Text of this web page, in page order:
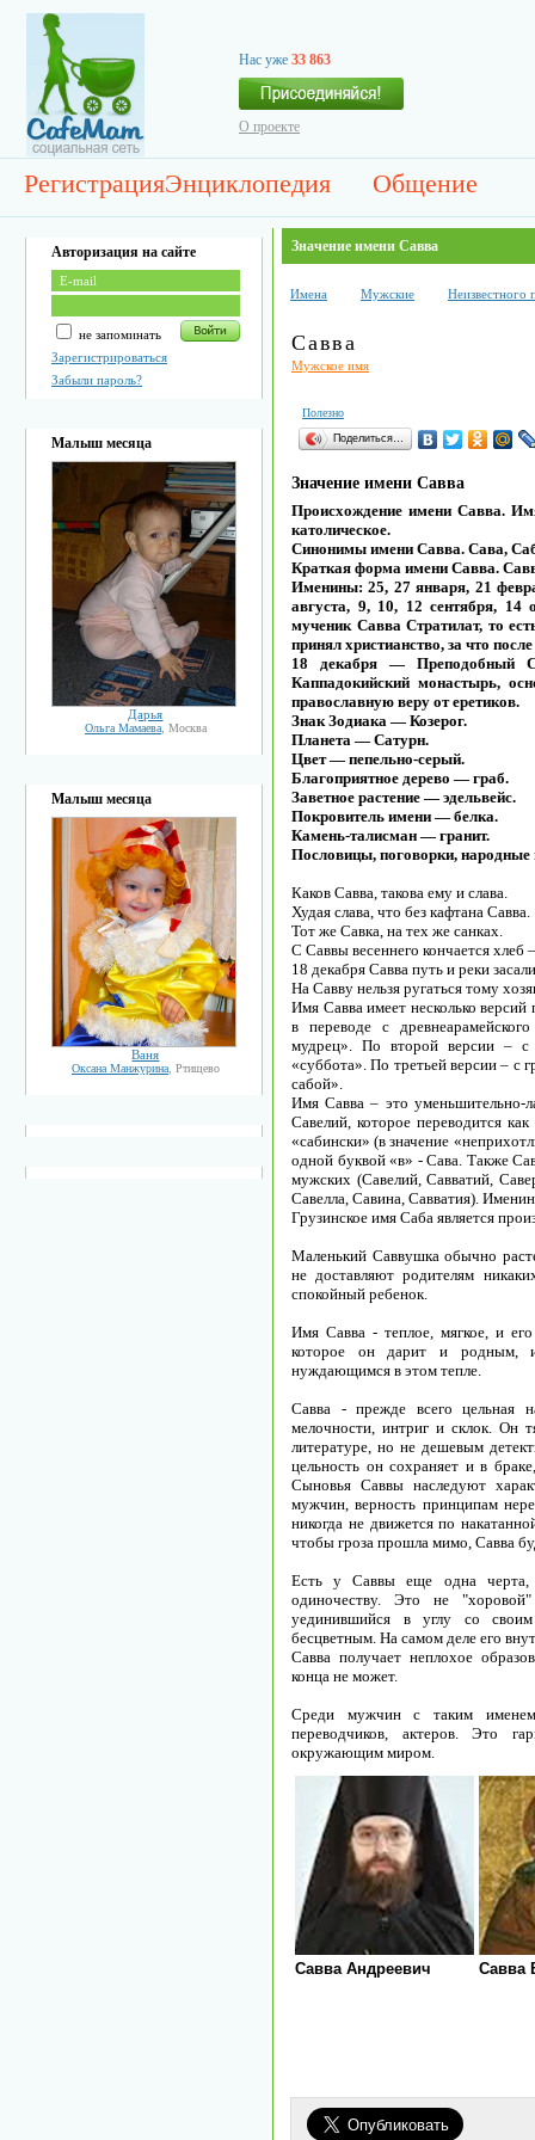
Нас уже 33 863
О проекте
РегистрацияЭнциклопедия Общение
Авторизация на сайте
не запоминать
Зарегистрироваться
Забыли пароль?
Малыш месяца
Дарья
Ольга Мамаева , Москва
Малыш месяца
Ваня
Оксана Манжурина, Ртищево
Значение имени Савва
Имена Мужские Неизвестного
Савва
Мужское имя
Полезно
Поделиться…
Значение имени Савва
Происхождение имени Савва.
католическое.
Синонимы имени Савва. Сава,
Краткая форма имени Савва.
Именины: 25, 27 января, 21
августа, 9, 10, 12 сентября,
мученик Савва Стратилат, то
принял христианство, за что
18 декабря — Преподобный
Каппадокийский монастырь,
православную веру от еретиков.
Знак Зодиака — Козерог.
Планета — Сатурн.
Цвет — пепельно-серый.
Благоприятное дерево — граб.
Заветное растение — эдельвейс.
Покровитель имени — белка.
Камень-талисман — гранит.
Пословицы, поговорки,
Каков Савва, такова ему и слава.
Худая слава, что без кафтана Савва.
Тот же Савка, на тех же санках.
С Саввы весеннего кончается хлеб
18 декабря Савва путь и реки
На Савву нельзя ругаться тому
Имя Савва имеет несколько
в переводе с
мудрец». По второй версии – с
«суббота». По третьей версии – с
сабой».
Имя Савва – это уменьшительно-
Савелий, которое переводится
«сабински» (в значение
одной буквой «в» - Сава. Также
мужских (Савелий, Савватий,
Савелла, Савина, Савватия).
Грузинское имя Саба является
Маленький Саввушка обычно
не доставляют родителям
спокойный ребенок.
Имя Савва - теплое, мягкое, и
которое он дарит и родным,
нуждающимся в этом тепле.
Савва - прежде всего цельная
мелочности, интриг и склок. Он
литературе, но не дешевым
цельность он сохраняет и в
Сыновья Саввы наследуют
мужчин, верность принципам
никогда не движется по
чтобы гроза прошла мимо, Савва
Есть у Саввы еще одна
одиночеству. Это не
уединившийся в углу со
бесцветным. На самом деле его
Савва получает неплохое
конца не может.
Среди мужчин с таким именем
переводчиков, актеров. Это
окружающим миром.
Савва Андреевич Савва